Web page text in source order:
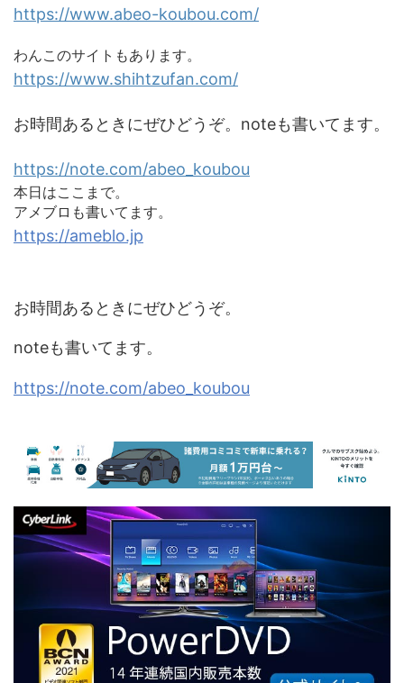
https://www.abeo-koubou.com/
わんこのサイトもあります。
https://www.shihtzufan.com/
お時間あるときにぜひどうぞ。noteも書いてます。
https://note.com/abeo_koubou
本日はここまで。
アメブロも書いてます。
https://ameblo.jp
お時間あるときにぜひどうぞ。
noteも書いてます。
https://note.com/abeo_koubou